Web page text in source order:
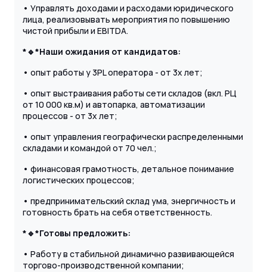
• Управлять доходами и расходами юридического
лица, реализовывать мероприятия по повышению
чистой прибыли и EBITDA.
*🔹*Наши ожидания от кандидатов:
• опыт работы у 3PL оператора - от 3х лет;
• опыт выстраивания работы сети складов (вкл. РЦ
от 10 000 кв.м) и автопарка, автоматизации
процессов - от 3х лет;
• опыт управления географически распределенными
складами и командой от 70 чел.;
• финансовая грамотность, детальное понимание
логистических процессов;
• предпринимательский склад ума, энергичность и
готовность брать на себя ответственность.
*🔹*Готовы предложить:
• Работу в стабильной динамично развивающейся
торгово-производственной компании;